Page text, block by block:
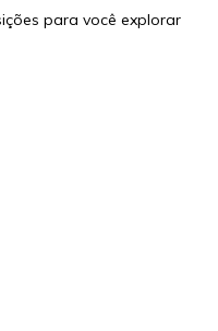
para você explorar